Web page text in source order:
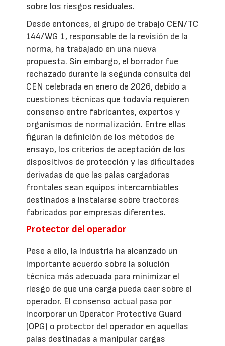
sobre los riesgos residuales.
Desde entonces, el grupo de trabajo CEN/TC
144/WG 1, responsable de la revisión de la
norma, ha trabajado en una nueva
propuesta. Sin embargo, el borrador fue
rechazado durante la segunda consulta del
CEN celebrada en enero de 2026, debido a
cuestiones técnicas que todavía requieren
consenso entre fabricantes, expertos y
organismos de normalización. Entre ellas
figuran la definición de los métodos de
ensayo, los criterios de aceptación de los
dispositivos de protección y las dificultades
derivadas de que las palas cargadoras
frontales sean equipos intercambiables
destinados a instalarse sobre tractores
fabricados por empresas diferentes.
Protector del operador
Pese a ello, la industria ha alcanzado un
importante acuerdo sobre la solución
técnica más adecuada para minimizar el
riesgo de que una carga pueda caer sobre el
operador. El consenso actual pasa por
incorporar un Operator Protective Guard
(OPG) o protector del operador en aquellas
palas destinadas a manipular cargas